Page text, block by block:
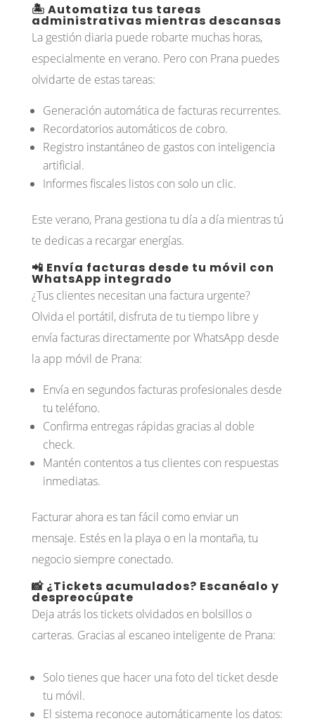
🏝️ Automatiza tus tareas
administrativas mientras descansas
La gestión diaria puede robarte muchas horas,
especialmente en verano. Pero con Prana puedes
olvidarte de estas tareas:
Generación automática de facturas recurrentes.
Recordatorios automáticos de cobro.
Registro instantáneo de gastos con inteligencia
artificial.
Informes fiscales listos con solo un clic.
Este verano, Prana gestiona tu día a día mientras tú
te dedicas a recargar energías.
📲 Envía facturas desde tu móvil con
WhatsApp integrado
¿Tus clientes necesitan una factura urgente?
Olvida el portátil, disfruta de tu tiempo libre y
envía facturas directamente por WhatsApp desde
la app móvil de Prana:
Envía en segundos facturas profesionales desde
tu teléfono.
Confirma entregas rápidas gracias al doble
check.
Mantén contentos a tus clientes con respuestas
inmediatas.
Facturar ahora es tan fácil como enviar un
mensaje. Estés en la playa o en la montaña, tu
negocio siempre conectado.
📸 ¿Tickets acumulados? Escanéalo y
despreocúpate
Deja atrás los tickets olvidados en bolsillos o
carteras. Gracias al escaneo inteligente de Prana:
Solo tienes que hacer una foto del ticket desde
tu móvil.
El sistema reconoce automáticamente los datos: